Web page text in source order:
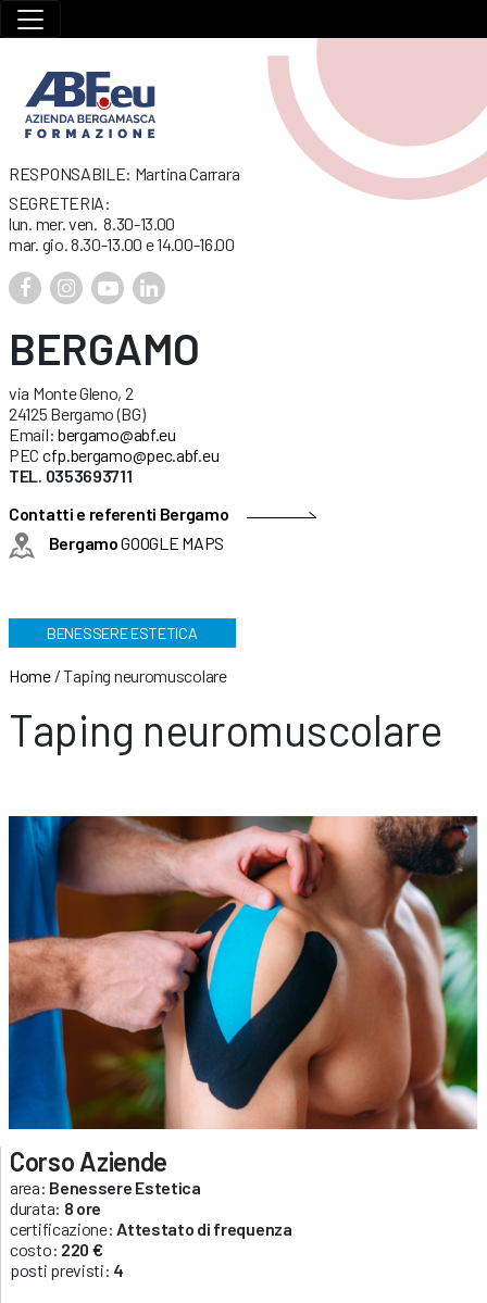
RESPONSABILE: Martina Carrara
SEGRETERIA:
lun. mer. ven. 8.30-13.00
mar. gio. 8.30-13.00 e 14.00-16.00
BERGAMO
via Monte Gleno, 2
24125 Bergamo (BG)
Email: bergamo@abf.eu
PEC cfp.bergamo@pec.abf.eu
TEL. 0353693711
Contatti e referenti Bergamo
BergamoGOOGLE MAPS
BENESSERE ESTETICA
Home/Taping neuromuscolare
Taping neuromuscolare
Corso Aziende
area: Benessere Estetica
durata: 8 ore
certificazione: Attestato di frequenza
costo: 220 €
posti previsti: 4